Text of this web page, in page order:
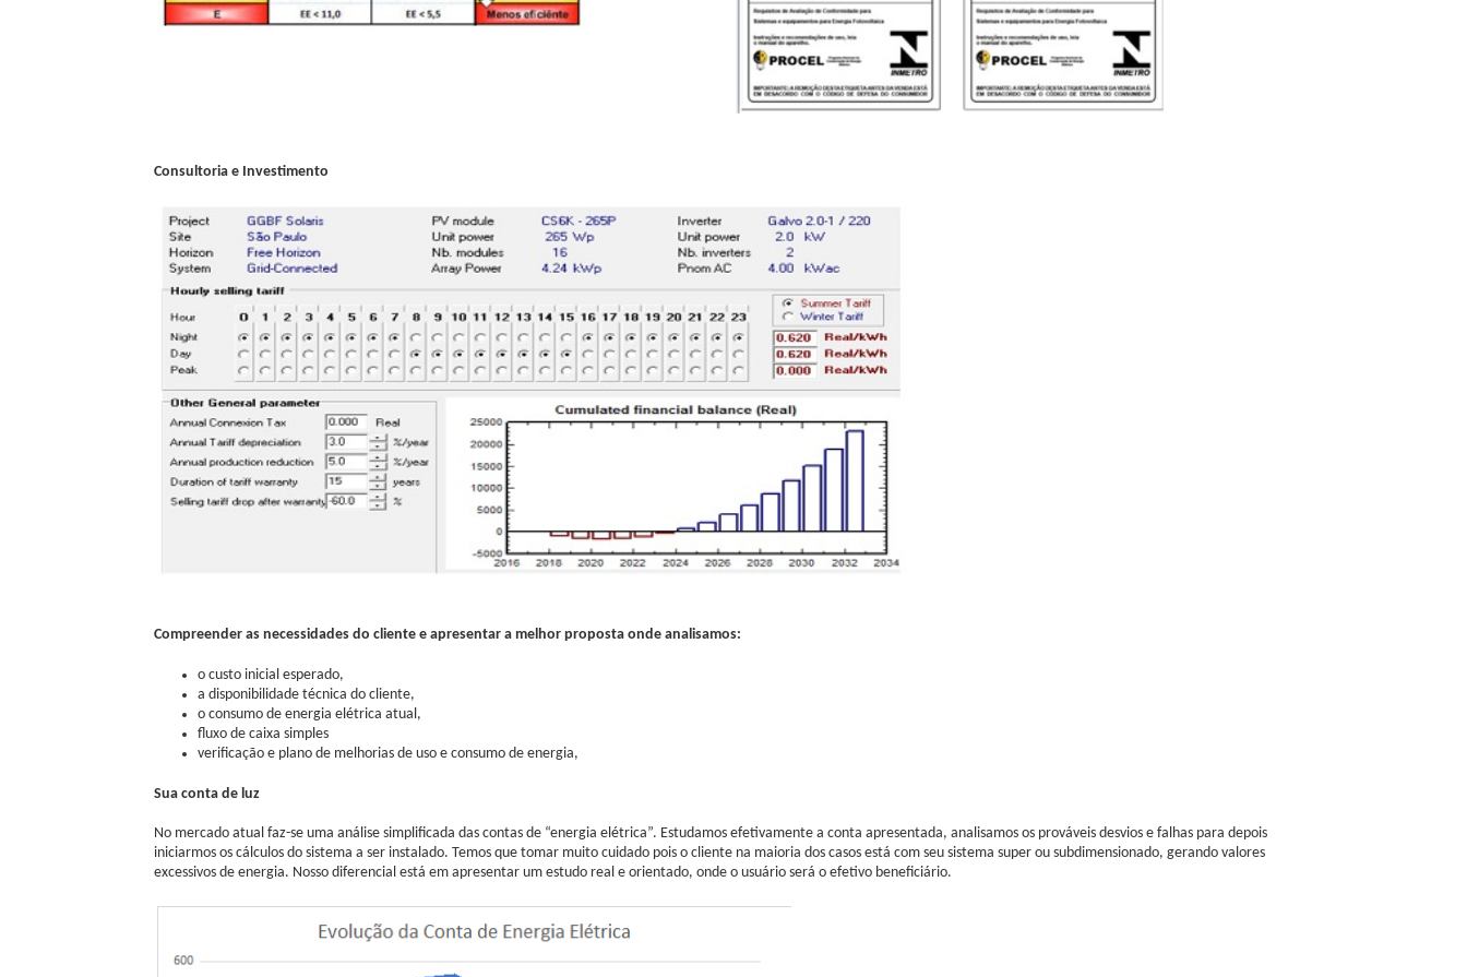
Consultoria e Investimento
Compreender as necessidades do cliente e apresentar a melhor proposta onde analisamos:
o custo inicial esperado,
a disponibilidade técnica do cliente,
o consumo de energia elétrica atual,
fluxo de caixa simples
verificação e plano de melhorias de uso e consumo de energia,
Sua conta de luz
No mercado atual faz-se uma análise simplificada das contas de “energia elétrica”. Estudamos efetivamente a conta apresentada, analisamos os prováveis desvios e falhas para depois
iniciarmos os cálculos do sistema a ser instalado. Temos que tomar muito cuidado pois o cliente na maioria dos casos está com seu sistema super ou subdimensionado, gerando valores
excessivos de energia. Nosso diferencial está em apresentar um estudo real e orientado, onde o usuário será o efetivo beneficiário.